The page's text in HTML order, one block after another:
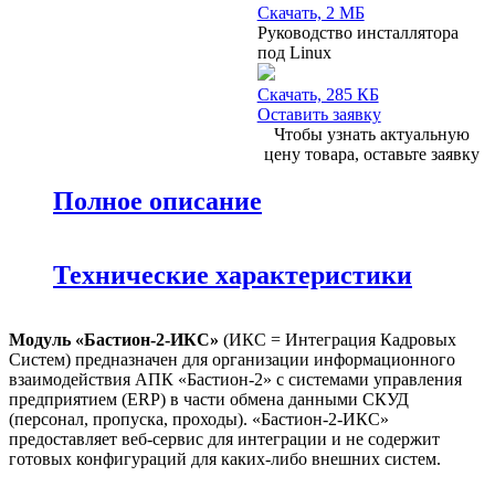
Скачать, 2 МБ
Руководство инсталлятора
под Linux
Скачать, 285 КБ
Оставить заявку
Чтобы узнать актуальную
цену товара, оставьте заявку
Полное описание
Технические характеристики
Модуль «Бастион-2-ИКС» (ИКС = Интеграция Кадровых
Систем) предназначен для организации информационного
взаимодействия АПК «Бастион-2» c системами управления
предприятием (ERP) в части обмена данными СКУД
(персонал, пропуска, проходы). «Бастион-2-ИКС»
предоставляет веб-сервис для интеграции и не содержит
готовых конфигураций для каких-либо внешних систем.